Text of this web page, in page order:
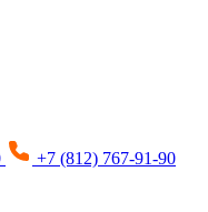
+7 (812) 767-91-90